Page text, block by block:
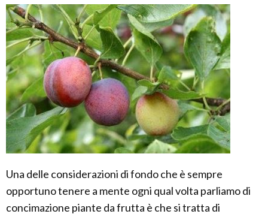
Una delle considerazioni di fondo che è sempre
opportuno tenere a mente ogni qual volta parliamo di
concimazione piante da frutta è che si tratta di